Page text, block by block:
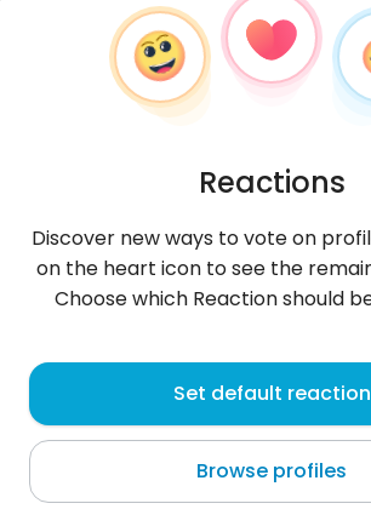
Łukasz
Nowa Dęba
Hej poznam drugą połowę żaden
nie mam konta premium jeśli
Reactions
Discover new ways to vote on
on the heart icon to see the
Choose which Reaction should
Set default reaction
Browse profiles